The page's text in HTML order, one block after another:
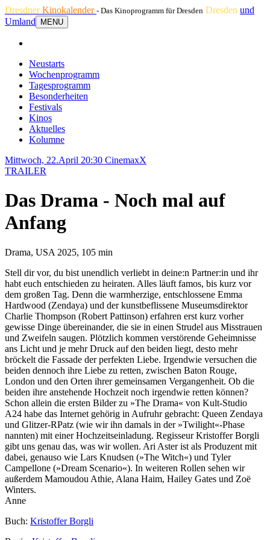
DresdnerKinokalender - Das Kinoprogramm für Dresden Dresden und
Umland
MENU
Neustarts
Wochenprogramm
Tagesprogramm
Besonderheiten
Festivals
Kinos
Aktuelles
Kolumne
Mittwoch, 22.April 20:30 CinemaxX
TRAILER
Das Drama - Noch mal auf
Anfang
Drama, USA 2025, 105 min
Stell dir vor, du bist unendlich verliebt in deine:n Partner:in und ihr
habt euch entschieden zu heiraten. Alles läuft famos, bis kurz vor
dem großen Tag. Denn die warmherzige, entschlossene Emma
Hardwood (Zendaya) und der kunstbeflissene Museumsdirektor
Charlie Thompson (Robert Pattinson) erfahren erst kurz vorher
gewisse Dinge übereinander, die sie in einen Strudel aus Misstrauen
und Zweifeln saugen. Plötzlich kommen verstörende Geheimnisse
ans Licht und je mehr Druck auf den beiden liegt, desto mehr
bröckelt die Fassade der perfekten Liebe. Irgendwie versuchen die
beiden dennoch ihre Liebe zu retten, zwischen Baton Rouge,
London und den Orten ihrer gemeinsamen Vergangenheit. Ob die
beiden ihre anstehende Hochzeit noch irgendwie retten können?
Schon allein die ersten Bilder zu »The Drama« von Kult-Studio
A24 habe das Internet gehörig in Aufruhr gebracht: Queen Zendaya
und Glitzer-RPatz (wie wir ihn damals in der »Twilight«-Phase
nannten) mit einer Hochzeitseinladung. Regisseur Kristoffer Borgli
gibt uns genau das, was wir wollen. Ari Aster ist als Produzent mit
dabei, genauso wie Lars Knudsen (»The Witch«) und Tyler
Campellone (»Dream Scenario«). In weiteren Rollen sehen wir
außerdem Mamoudou Athie, Alana Haim, Hailey Gates und Zoë
Winters.
Anne
Buch: Kristoffer Borgli